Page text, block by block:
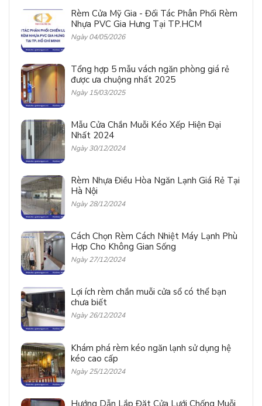
Rèm Cửa Mỹ Gia - Đối Tác Phân Phối Rèm
Nhựa PVC Gia Hưng Tại TP.HCM
Ngày 04/05/2026
Tổng hợp 5 mẫu vách ngăn phòng giá rẻ
được ưa chuộng nhất 2025
Ngày 15/03/2025
Mẫu Cửa Chắn Muỗi Kéo Xếp Hiện Đại
Nhất 2024
Ngày 30/12/2024
Rèm Nhựa Điều Hòa Ngăn Lạnh Giá Rẻ Tại
Hà Nội
Ngày 28/12/2024
Cách Chọn Rèm Cách Nhiệt Máy Lạnh Phù
Hợp Cho Không Gian Sống
Ngày 27/12/2024
Lợi ích rèm chắn muỗi cửa sổ có thể bạn
chưa biết
Ngày 26/12/2024
Khám phá rèm kéo ngăn lạnh sử dụng hệ
kéo cao cấp
Ngày 25/12/2024
Hướng Dẫn Lắp Đặt Cửa Lưới Chống Muỗi